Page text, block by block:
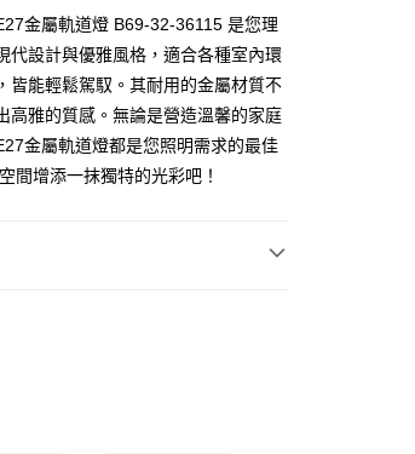
之後才付款」的支付方式。 讓您購物簡單
再付款。
後付」後，將跳轉至「AFTEE先享後
認金額後，即可完成結帳。
以上)免運費
金屬軌道燈 B69-32-36115 是您理
代設計與優雅風格，適合各種室內環
皆能輕鬆駕馭。其耐用的金屬材質不
高雅的質感。無論是營造溫馨的家庭
金屬軌道燈都是您照明需求的最佳
間增添一抹獨特的光彩吧！